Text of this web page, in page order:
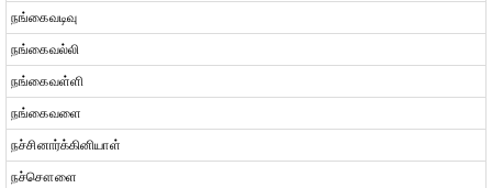
நங்கைவடிவு
நங்கைவல்லி
நங்கைவள்ளி
நங்கைவளை
நச்சினார்க்கினியாள்
நச்சௌளை